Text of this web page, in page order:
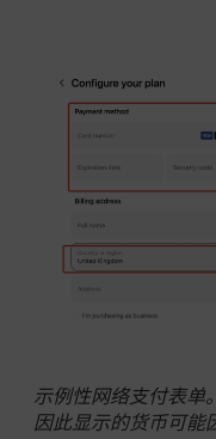
示例性网络支付表单
因此显示的货币可能